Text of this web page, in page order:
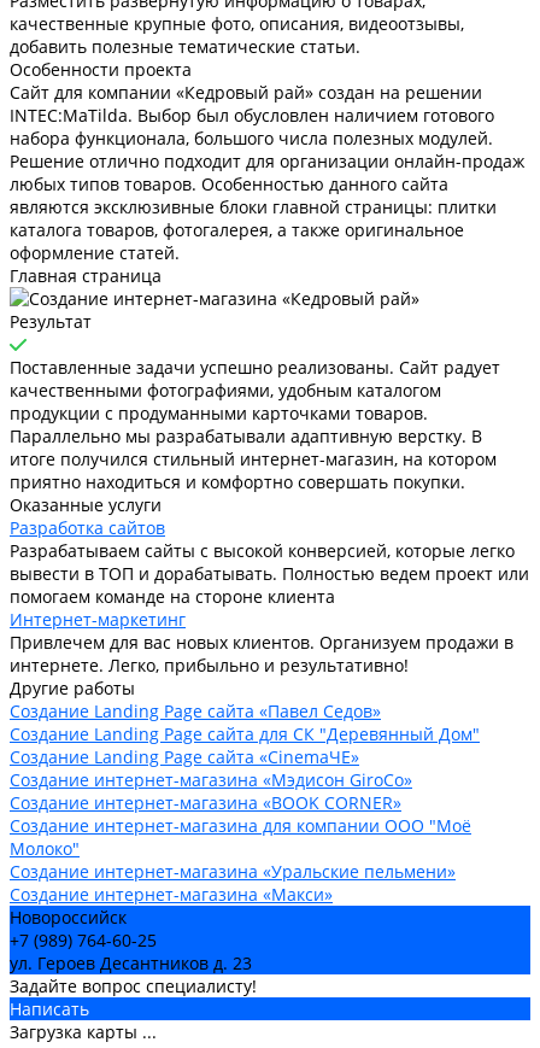
качественные крупные фото, описания, видеоотзывы,
добавить полезные тематические статьи.
Особенности проекта
Сайт для компании «Кедровый рай» создан на решении
INTEC:MaTilda. Выбор был обусловлен наличием готового
набора функционала, большого числа полезных модулей.
Решение отлично подходит для организации онлайн-продаж
любых типов товаров. Особенностью данного сайта
являются эксклюзивные блоки главной страницы: плитки
каталога товаров, фотогалерея, а также оригинальное
оформление статей.
Главная страница
Результат
Поставленные задачи успешно реализованы. Сайт радует
качественными фотографиями, удобным каталогом
продукции с продуманными карточками товаров.
Параллельно мы разрабатывали адаптивную верстку. В
итоге получился стильный интернет-магазин, на котором
приятно находиться и комфортно совершать покупки.
Оказанные услуги
Разработка сайтов
Разрабатываем сайты с высокой конверсией, которые легко
вывести в ТОП и дорабатывать. Полностью ведем проект или
помогаем команде на стороне клиента
Интернет-маркетинг
Привлечем для вас новых клиентов. Организуем продажи в
интернете. Легко, прибыльно и результативно!
Другие работы
Создание Landing Page сайта «Павел Седов»
Создание Landing Page сайта для СК "Деревянный Дом"
Создание Landing Page сайта «CinemaЧЕ»
Создание интернет-магазина «Мэдисон GiroCo»
Создание интернет-магазина «BOOK CORNER»
Создание интернет-магазина для компании ООО "Моё
Молоко"
Создание интернет-магазина «Уральские пельмени»
Создание интернет-магазина «Макси»
Новороссийск
+7 (989) 764-60-25
ул. Героев Десантников д. 23
Задайте вопрос специалисту!
Написать
Загрузка карты ...